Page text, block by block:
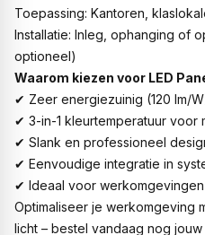
Toepassing: Kantoren,
Installatie: Inleg, ophanging of
optioneel)
Waarom kiezen voor LED
✔ Zeer energiezuinig (120 lm/
✔ 3-in-1 kleurtemperatuur voor
✔ Slank en professioneel
✔ Eenvoudige integratie in
✔ Ideaal voor
Optimaliseer je werkomgeving
licht – bestel vandaag nog jouw